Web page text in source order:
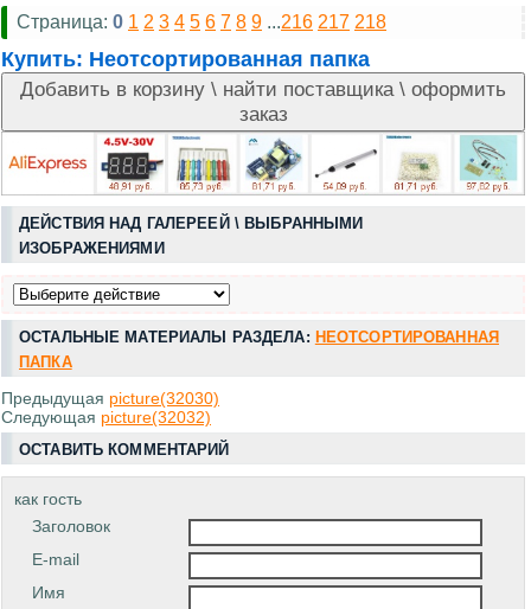
Страница: 0 1 2 3 4 5 6 7 8 9 ...216 217 218
Купить: Неотсортированная папка
ДЕЙСТВИЯ НАД ГАЛЕРЕЕЙ \ ВЫБРАННЫМИ
ИЗОБРАЖЕНИЯМИ
ОСТАЛЬНЫЕ МАТЕРИАЛЫ РАЗДЕЛА: НЕОТСОРТИРОВАННАЯ
ПАПКА
Предыдущая picture(32030)
Следующая picture(32032)
ОСТАВИТЬ КОММЕНТАРИЙ
как гость
Заголовок
E-mail
Имя